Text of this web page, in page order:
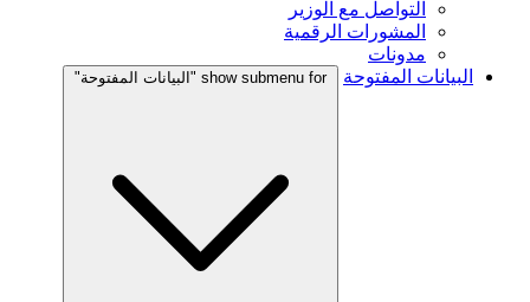
التواصل مع الوزير
المشورات الرقمية
مدونات
البيانات المفتوحة
show submenu for "البيانات المفتوحة"